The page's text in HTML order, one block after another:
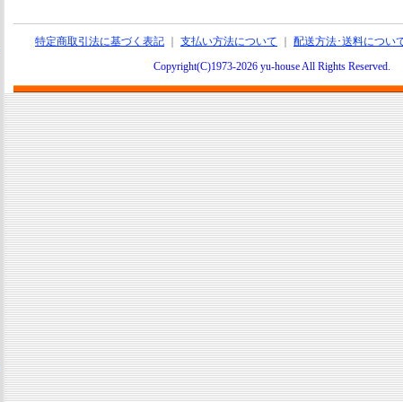
特定商取引法に基づく表記 支払い方法について 配送方法･送料につい
Copyright(C)1973-2026 yu-house All Rights